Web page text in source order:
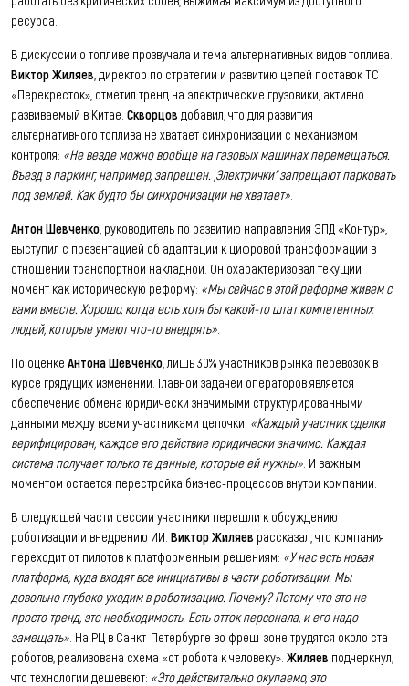
ресурса.
В дискуссии о топливе прозвучала и тема альтернативных видов топлива.
Виктор Жиляев , директор по стратегии и развитию цепей поставок ТС
«Перекресток», отметил тренд на электрические грузовики, активно
развиваемый в Китае. Скворцов добавил, что для развития
альтернативного топлива не хватает синхронизации с механизмом
контроля: «Не везде можно вообще на газовых машинах перемещаться.
Въезд в паркинг, например, запрещен. „Электрички“ запрещают парковать
под землей. Как будто бы синхронизации не хватает»
Антон Шевченко , руководитель по развитию направления ЭПД «Контур»,
выступил с презентацией об адаптации к цифровой трансформации в
отношении транспортной накладной. Он охарактеризовал текущий
момент как историческую реформу: «Мы сейчас в этой реформе живем с
вами вместе. Хорошо, когда есть хотя бы какой-то штат компетентных
людей, которые умеют что-то внедрять»
По оценке Антона Шевченко , лишь 30% участников рынка перевозок в
курсе грядущих изменений. Главной задачей операторов является
обеспечение обмена юридически значимыми структурированными
данными между всеми участниками цепочки: «Каждый участник сделки
верифицирован, каждое его действие юридически значимо. Каждая
система получает только те данные, которые ей нужны» . И важным
моментом остается перестройка бизнес-процессов внутри компании.
В следующей части сессии участники перешли к обсуждению
роботизации и внедрению ИИ. Виктор Жиляев рассказал, что компания
переходит от пилотов к платформенным решениям: «У нас есть новая
платформа, куда входят все инициативы в части роботизации. Мы
довольно глубоко уходим в роботизацию. Почему? Потому что это не
просто тренд, это необходимость. Есть отток персонала, и его надо
замещать» . На РЦ в Санкт-Петербурге во фреш-зоне трудятся около ста
роботов, реализована схема «от робота к человеку». Жиляев подчеркнул,
что технологии дешевеют: «Это действительно окупаемо, это